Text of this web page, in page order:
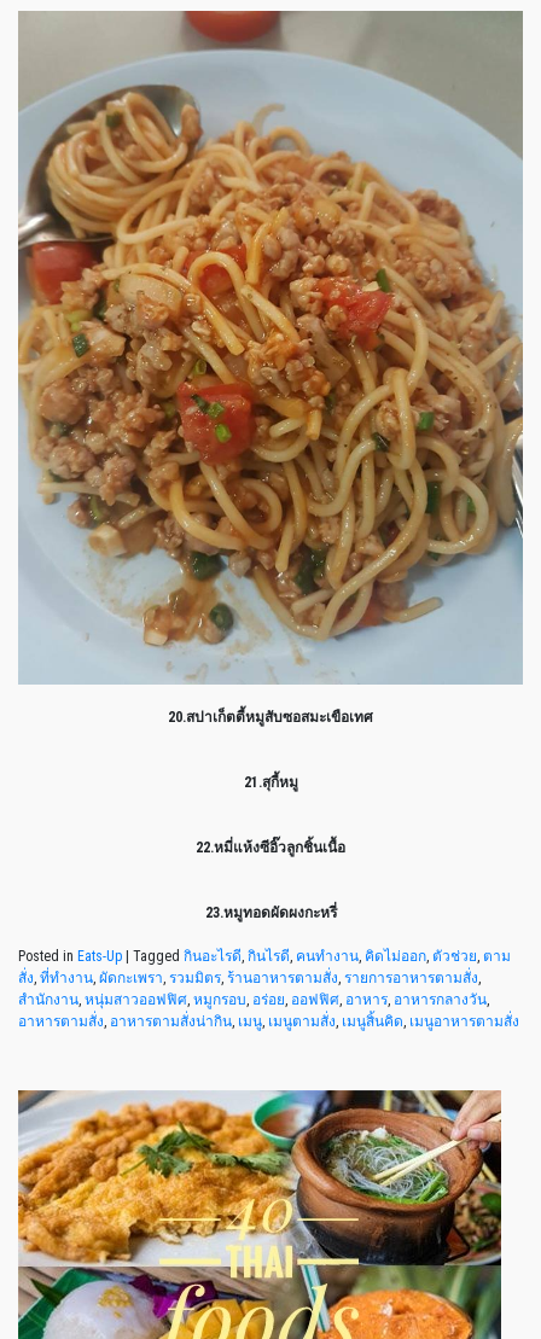
20.สปาเก็ตตี้หมูสับซอสมะเขือเทศ
21.สุกี้หมู
22.หมี่แห้งซีอิ๊วลูกชิ้นเนื้อ
23.หมูทอดผัดผงกะหรี่
Posted in Eats-Up | Tagged กินอะไรดี กินไรดี คนทำงาน คิดไม่ออก ตัวช่วย ตาม
สั่ง ที่ทำงาน ผัดกะเพรา รวมมิตร ร้านอาหารตามสั่ง รายการอาหารตามสั่ง
สำนักงาน หนุ่มสาวออฟฟิศ หมูกรอบ อร่อย ออฟฟิศ อาหาร อาหารกลางวัน
อาหารตามสั่ง อาหารตามสั่งน่ากิน เมนู เมนูตามสั่ง เมนูสิ้นคิด เมนูอาหารตามสั่ง